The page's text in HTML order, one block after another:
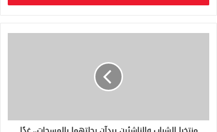
ب
ر
ي
ر